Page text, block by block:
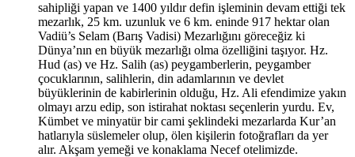
sahipliği yapan ve 1400 yıldır defin işleminin devam ettiği tek
mezarlık, 25 km. uzunluk ve 6 km. eninde 917 hektar olan
Vadiü’s Selam (Barış Vadisi) Mezarlığını göreceğiz ki
Dünya’nın en büyük mezarlığı olma özelliğini taşıyor. Hz.
Hud (as) ve Hz. Salih (as) peygamberlerin, peygamber
çocuklarının, salihlerin, din adamlarının ve devlet
büyüklerinin de kabirlerinin olduğu, Hz. Ali efendimize yakın
olmayı arzu edip, son istirahat noktası seçenlerin yurdu. Ev,
Kümbet ve minyatür bir cami şeklindeki mezarlarda Kur’an
hatlarıyla süslemeler olup, ölen kişilerin fotoğrafları da yer
alır. Akşam yemeği ve konaklama Necef otelimizde.